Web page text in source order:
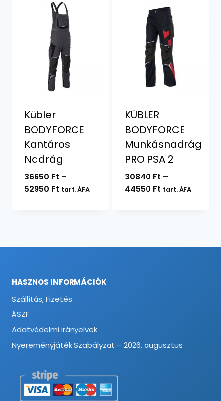
26800 Ft
Kübler
BODYFORCE
Kantáros
Nadrág
36650 Ft –
52950 FtÁrtartomány:
tart. ÁFA
KÜBLER
BODYFORCE
Munkásnadrág
PRO PSA 2
30840 Ft –
44550 FtÁrtartomány:
tart. ÁFA
HASZNOS INFORMÁCIÓK
Szállítás, Fizetés
ÁSZF
Adatvédelmi irányelvek
Nyereményjáték Szabályzat – 2026. augusztus